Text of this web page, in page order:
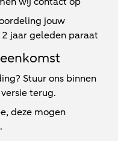
jouw
jaar geleden paraat
Stuur ons binnen
terug.
deze mogen